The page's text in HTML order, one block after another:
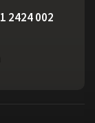
2424 002